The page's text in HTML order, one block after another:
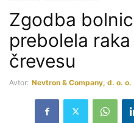
Zgodba
prebolela
črevesu
Avtor: Nevtron & Company, d. o. o.